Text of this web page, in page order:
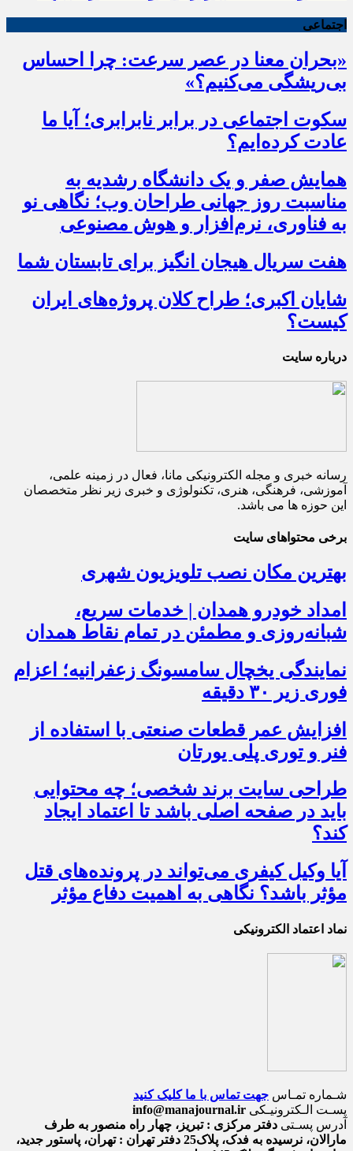
اجتماعی
«بحران معنا در عصر سرعت: چرا احساس
بی‌ریشگی می‌کنیم؟»
سکوت اجتماعی در برابر نابرابری؛ آیا ما
عادت کرده‌ایم؟
همایش صفر و یک دانشگاه رشدیه به
مناسبت روز جهانی طراحان وب؛ نگاهی نو
به فناوری، نرم‌افزار و هوش مصنوعی
هفت سریال هیجان انگیز برای تابستان شما
شایان اکبری؛ طراح کلان پروژه‌های ایران
کیست؟
درباره سایت
رسانه خبری و مجله الکترونیکی مانا، فعال در زمینه علمی،
آموزشی، فرهنگی، هنری، تکنولوژی و خبری زیر نظر متخصصان
این حوزه ها می باشد.
برخی محتواهای سایت
بهترین مکان نصب تلویزیون شهری
امداد خودرو همدان | خدمات سریع،
شبانه‌روزی و مطمئن در تمام نقاط همدان
نمایندگی یخچال سامسونگ زعفرانیه؛ اعزام
فوری زیر ۳۰ دقیقه
افزایش عمر قطعات صنعتی با استفاده از
فنر و توری پلی یورتان
طراحی سایت برند شخصی؛ چه محتوایی
باید در صفحه اصلی باشد تا اعتماد ایجاد
کند؟
آیا وکیل کیفری می‌تواند در پرونده‌های قتل
مؤثر باشد؟ نگاهی به اهمیت دفاع مؤثر
نماد اعتماد الکترونیکی
شـماره تمـاس جهت تماس با ما کلیک کنید
پسـت الـکترونیـکی info@manajournal.ir
آدرس پسـتی دفتر مرکزی : تبریز، چهار راه منصور به طرف
مارالان، نرسیده به فدک، پلاک25 دفتر تهران : تهران، پاستور جدید،